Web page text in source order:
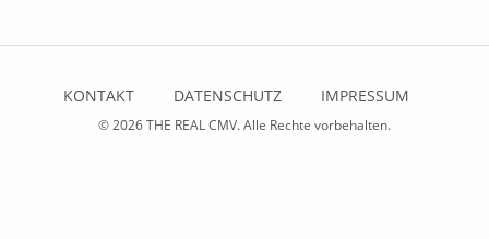
KONTAKT DATENSCHUTZ IMPRESSUM
© 2026THE REAL CMV. Alle Rechte vorbehalten.